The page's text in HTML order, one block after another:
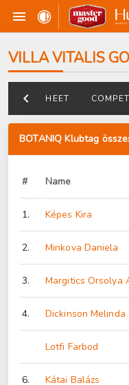
VILLA VITALIS
DATASHEET
BOTANIQ Klubtag
# Name
1.
Képes Kira
2. Minkova Daniela
3. Margitics Orsolya
4. Dickinson Melinda
Lotfi Farbod
6. Kátai Balázs